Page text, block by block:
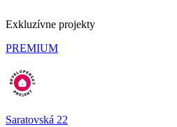
Exkluzívne projekty
PREMIUM
Saratovská 22